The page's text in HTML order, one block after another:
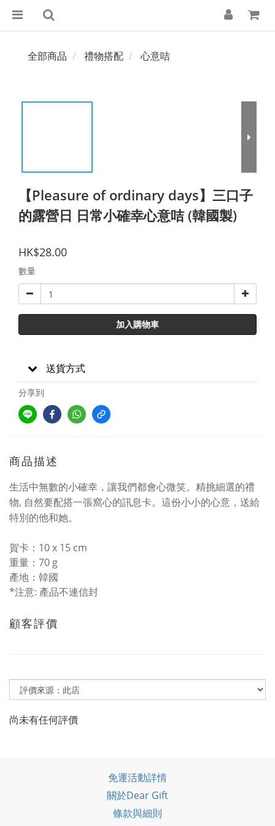
全部商品 禮物搭配 心意咭
【Pleasure of ordinary days】三口子
的露營日 日常小確幸心意咭 (韓國製)
HK$28.00
數量
加入購物車
送貨方式
分享到
商品描述
生活中無數的小確幸，讓我們都會心微笑。精挑細選的禮
物, 自然要配搭一張窩心的訊息卡。這份小小的心意，送給
特別的他和她。
賀卡：10 x 15 cm
重量：70 g
產地：韓國
*注意: 產品不連信封
顧客評價
尚未有任何評價
免運活動詳情
關於Dear Gift
條款與細則